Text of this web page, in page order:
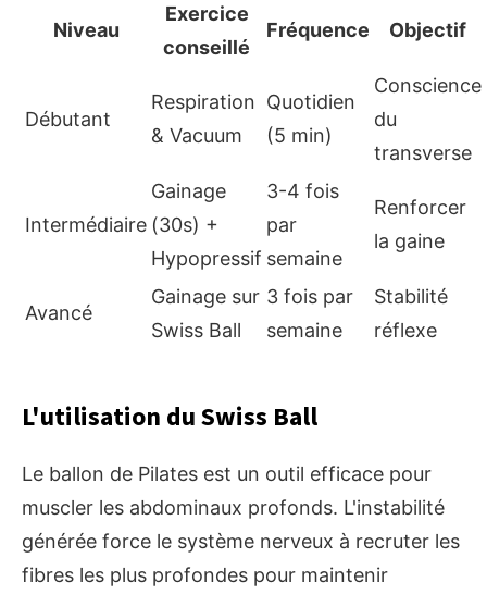
Niveau
Exercice
conseillé
Fréquence Objectif
Débutant
Respiration
& Vacuum
Quotidien
(5 min)
Conscience
du
transverse
Intermédiaire
Gainage
(30s) +
Hypopressif
3-4 fois
par
semaine
Renforcer
la gaine
Avancé
Gainage sur
Swiss Ball
3 fois par
semaine
Stabilité
réflexe
L'utilisation du Swiss Ball
Le ballon de Pilates est un outil efficace pour
muscler les abdominaux profonds. L'instabilité
générée force le système nerveux à recruter les
fibres les plus profondes pour maintenir